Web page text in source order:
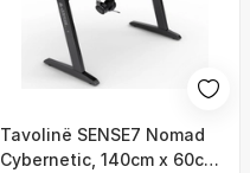
Tavolinë SENSE7 Nomad
Cybernetic, 140cm x 60cm,